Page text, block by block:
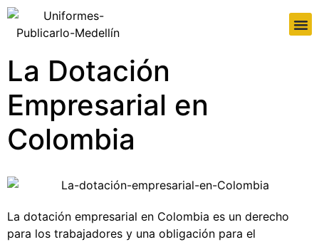
La Dotación
Empresarial en
Colombia
La dotación empresarial en Colombia es un derecho
para los trabajadores y una obligación para el